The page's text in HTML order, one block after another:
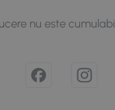
nu este